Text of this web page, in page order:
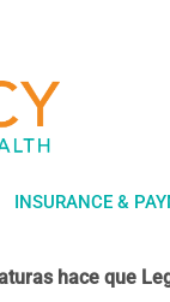
INSURANCE &
hace que